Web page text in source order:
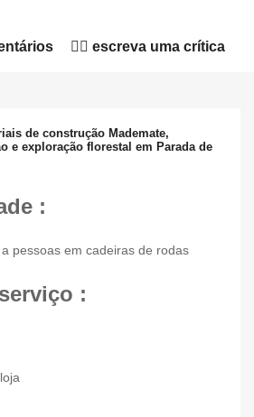
✍🏻 escreva uma crítica
de construção Mademate,
e exploração florestal em Parada de
:
pessoas em cadeiras de rodas
: